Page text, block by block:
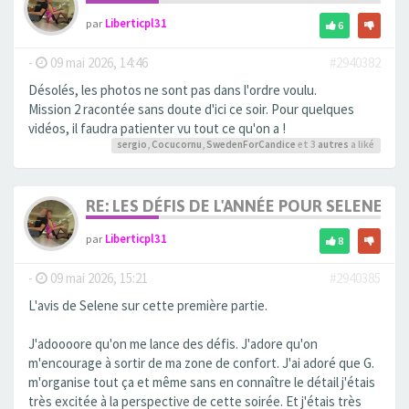
parLiberticpl31 6
- 09 mai 2026, 14:46
#2940382
Désolés, les photos ne sont pas dans l'ordre voulu.
Mission 2 racontée sans doute d'ici ce soir. Pour quelques
vidéos, il faudra patienter vu tout ce qu'on a !
sergio, Cocucornu, SwedenForCandice et 3 autres a liké
RE: LES DÉFIS DE L'ANNÉE POUR SELENE
parLiberticpl31 8
- 09 mai 2026, 15:21
#2940385
L'avis de Selene sur cette première partie.
J'adoooore qu'on me lance des défis. J'adore qu'on
m'encourage à sortir de ma zone de confort. J'ai adoré que G.
m'organise tout ça et même sans en connaître le détail j'étais
très excitée à la perspective de cette soirée. Et j'étais très